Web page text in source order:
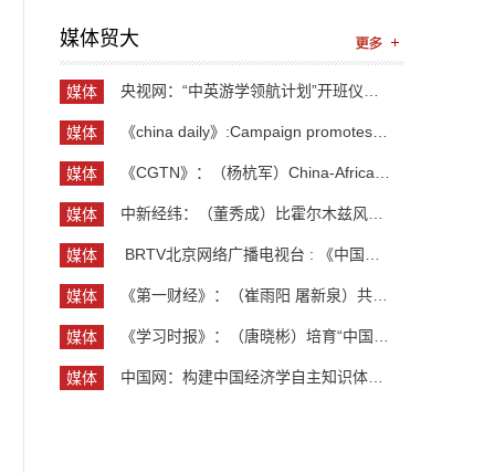
《中国开放型经济学》教学研讨会
媒体贸大
媒体
媒体
媒体
媒体
媒体
媒体
媒体
媒体